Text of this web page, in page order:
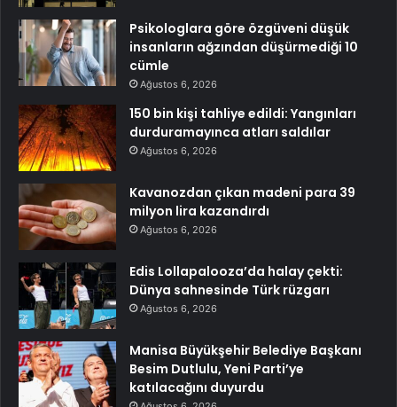
Psikologlara göre özgüveni düşük
insanların ağzından düşürmediği 10
cümle
Ağustos 6, 2026
150 bin kişi tahliye edildi: Yangınları
durduramayınca atları saldılar
Ağustos 6, 2026
Kavanozdan çıkan madeni para 39
milyon lira kazandırdı
Ağustos 6, 2026
Edis Lollapalooza’da halay çekti:
Dünya sahnesinde Türk rüzgarı
Ağustos 6, 2026
Manisa Büyükşehir Belediye Başkanı
Besim Dutlulu, Yeni Parti’ye
katılacağını duyurdu